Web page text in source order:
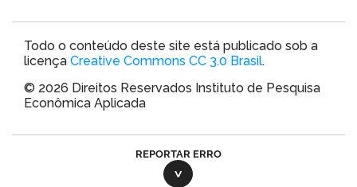
Todo o conteúdo deste site está publicado sob a
licença Creative Commons CC 3.0 Brasil.
© 2026 Direitos Reservados Instituto de Pesquisa
Econômica Aplicada
REPORTAR ERRO